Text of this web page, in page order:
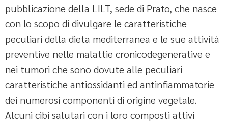
pubblicazione della LILT, sede di Prato, che nasce
con lo scopo di divulgare le caratteristiche
peculiari della dieta mediterranea e le sue attività
preventive nelle malattie cronicodegenerative e
nei tumori che sono dovute alle peculiari
caratteristiche antiossidanti ed antinfiammatorie
dei numerosi componenti di origine vegetale.
Alcuni cibi salutari con i loro composti attivi